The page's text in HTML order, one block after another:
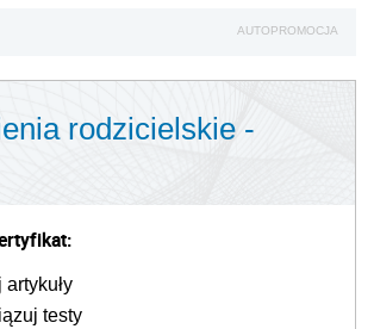
AUTOPROMOCJA
rodzicielskie -
testy